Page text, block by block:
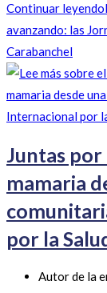
Continuar leyendo
avanzando: las
Carabanchel
Juntas por
mamaria
por la
Autor de la